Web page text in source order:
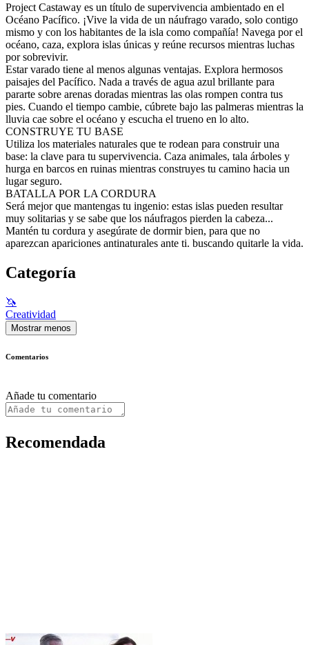
Project Castaway es un título de supervivencia ambientado en el
Océano Pacífico. ¡Vive la vida de un náufrago varado, solo contigo
mismo y con los habitantes de la isla como compañía! Navega por el
océano, caza, explora islas únicas y reúne recursos mientras luchas
por sobrevivir.
Estar varado tiene al menos algunas ventajas. Explora hermosos
paisajes del Pacífico. Nada a través de agua azul brillante para
pararte sobre arenas doradas mientras las olas rompen contra tus
pies. Cuando el tiempo cambie, cúbrete bajo las palmeras mientras la
lluvia cae sobre el océano y escucha el trueno en lo alto.
CONSTRUYE TU BASE
Utiliza los materiales naturales que te rodean para construir una
base: la clave para tu supervivencia. Caza animales, tala árboles y
hurga en barcos en ruinas mientras construyes tu camino hacia un
lugar seguro.
BATALLA POR LA CORDURA
Será mejor que mantengas tu ingenio: estas islas pueden resultar
muy solitarias y se sabe que los náufragos pierden la cabeza...
Mantén tu cordura y asegúrate de dormir bien, para que no
aparezcan apariciones antinaturales ante ti. buscando quitarle la vida.
Categoría
🦄
Creatividad
Mostrar menos
Comentarios
Añade tu comentario
Recomendada